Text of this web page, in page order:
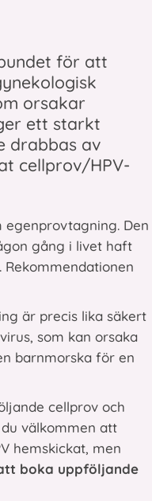
för att
orsakar
ett starkt
drabbas av
cellprov/HPV-
egenprovtagning. Den
gång i livet haft
är precis lika säkert
som kan orsaka
barnmorska för en
cellprov och
välkommen att
hemskickat, men
boka uppföljande